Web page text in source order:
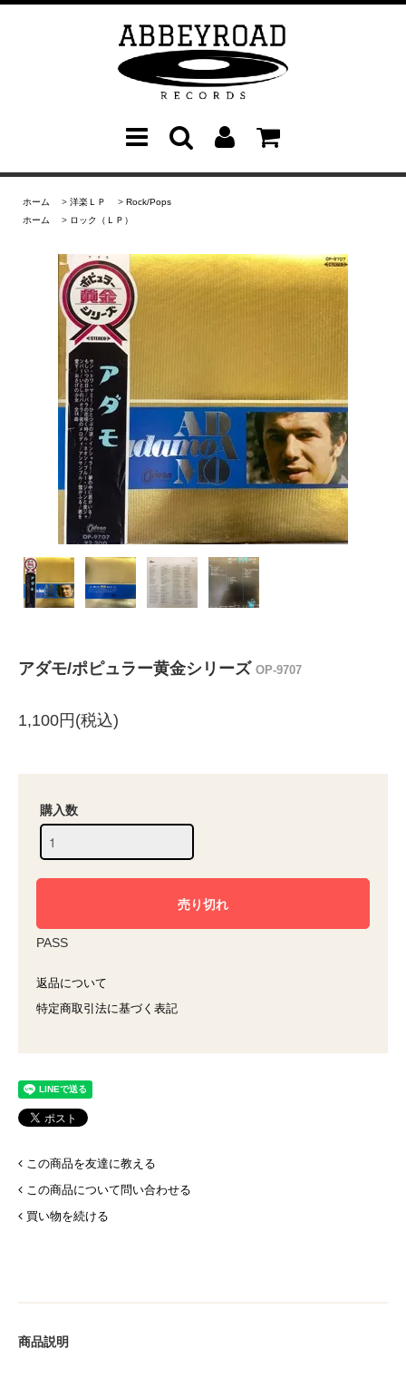
ホーム > 洋楽ＬＰ > Rock/Pops
ホーム
> ロック（ＬＰ）
アダモ/ポピュラー黄金シリーズ OP-9707
1,100円(税込)
購入数
PASS
返品について
特定商取引法に基づく表記
この商品を友達に教える
この商品について問い合わせる
買い物を続ける
商品説明